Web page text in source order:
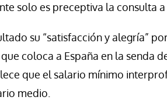
solo es preceptiva la consulta a
su “satisfacción y alegría”
coloca a España en la senda
que el salario mínimo
medio.